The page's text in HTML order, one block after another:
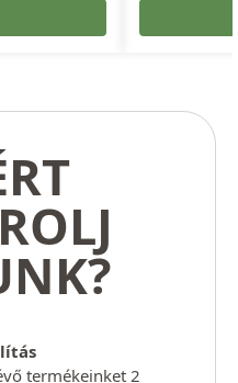
termékeinket 2